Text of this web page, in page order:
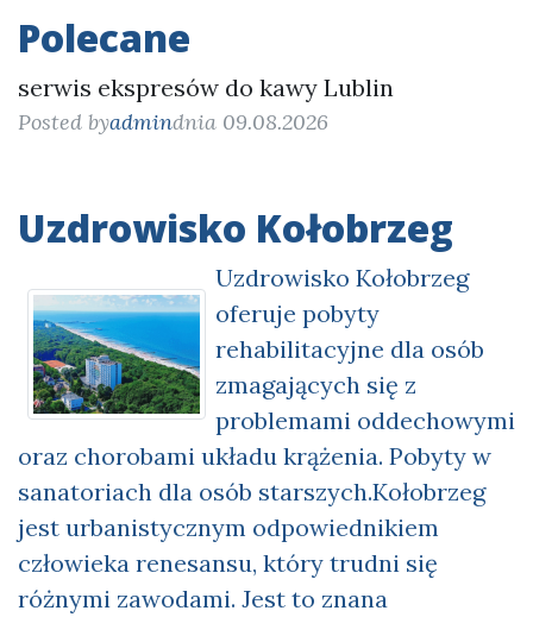
Polecane
serwis ekspresów do kawy Lublin
Posted byadmindnia 09.08.2026
Uzdrowisko Kołobrzeg
Uzdrowisko Kołobrzeg
oferuje pobyty
rehabilitacyjne dla osób
zmagających się z
problemami oddechowymi
oraz chorobami układu krążenia. Pobyty w
sanatoriach dla osób starszych.Kołobrzeg
jest urbanistycznym odpowiednikiem
człowieka renesansu, który trudni się
różnymi zawodami. Jest to znana